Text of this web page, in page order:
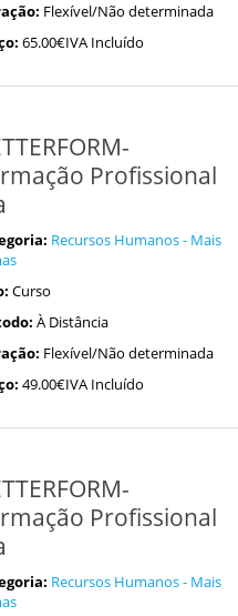
Flexível/Não determinada
65.00€IVA Incluído
Profissional
Recursos Humanos - Mais
Curso
À Distância
Flexível/Não determinada
49.00€IVA Incluído
Profissional
Recursos Humanos - Mais